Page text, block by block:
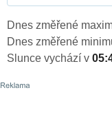
Dnes změřené
Dnes změřené
Slunce vychází v